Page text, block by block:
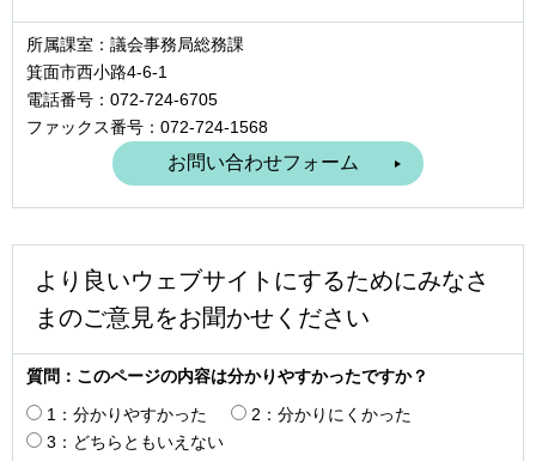
所属課室：議会事務局総務課
箕面市西小路4‐6‐1
電話番号：072-724-6705
ファックス番号：072-724-1568
より良いウェブサイトにするためにみなさ
まのご意見をお聞かせください
質問：このページの内容は分かりやすかったですか？
1：分かりやすかった
2：分かりにくかった
3：どちらともいえない